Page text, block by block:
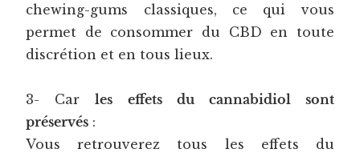
chewing-gums classiques, ce qui vous
permet de consommer du CBD en toute
discrétion et en tous lieux.
3- Carles effets du cannabidiol sont
préservés :
Vous retrouverez tous les effets du